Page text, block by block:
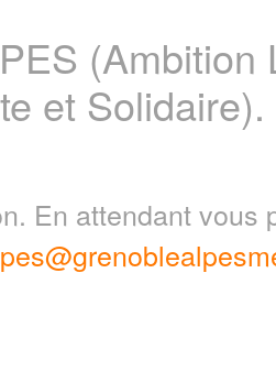
(Ambition
et Solidaire).
En attendant vous